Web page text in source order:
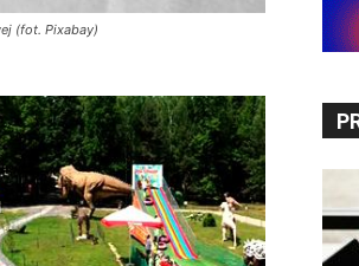
(fot. Pixabay)